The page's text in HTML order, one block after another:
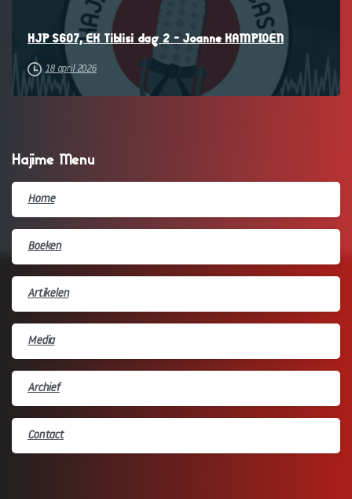
HJP S607, EK Tiblisi dag 2 – Joanne KAMPIOEN
18 april 2026
Hajime Menu
Home
Boeken
Artikelen
Media
Archief
Contact